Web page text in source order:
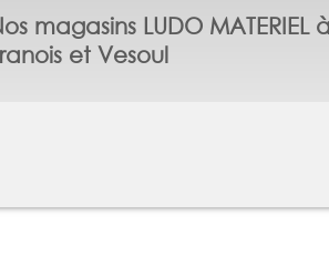
magasins LUDO MATERIEL
et Vesoul